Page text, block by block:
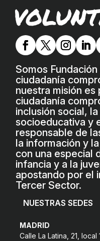
Somos Fundación
ciudadanía
nuestra misión es
ciudadanía
inclusión social,
socioeducativa y
responsable de
la información y
con una especial
infancia y a la
apostando por el
Tercer Sector.
NUESTRAS SEDES
MADRID
Calle La Latina, 21,
Diari de la Fundació
Fundesplai als mitjans
Xarxes socials
COL·LABORA
Fes voluntariat
Fes un donatiu
Treballa amb nosaltres